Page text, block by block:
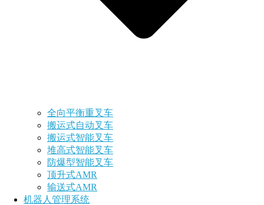
全向平衡重叉车
搬运式自动叉车
搬运式智能叉车
堆高式智能叉车
防爆型智能叉车
顶升式AMR
输送式AMR
机器人管理系统